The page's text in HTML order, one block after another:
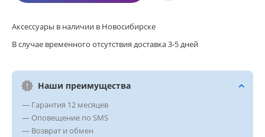
Аксессуары в наличии в Новосибирске
В случае временного отсутствия доставка 3-5 дней
Наши преимущества
— Гарантия 12 месяцев
— Оповещение по SMS
— Возврат и обмен